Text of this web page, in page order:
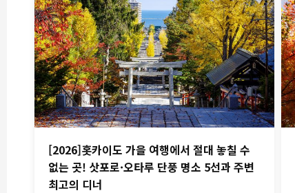
[2026]홋카이도 가을 여행에서 절대 놓칠 수
없는 곳! 삿포로·오타루 단풍 명소 5선과 주변
최고의 디너